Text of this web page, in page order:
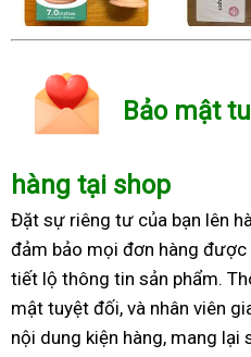
Bảo mật
hàng tại shop
Đặt sự riêng tư của bạn lên
đảm bảo mọi đơn hàng
tiết lộ thông tin sản phẩm.
mật tuyệt đối, và nhân viên
nội dung kiện hàng, mang lại